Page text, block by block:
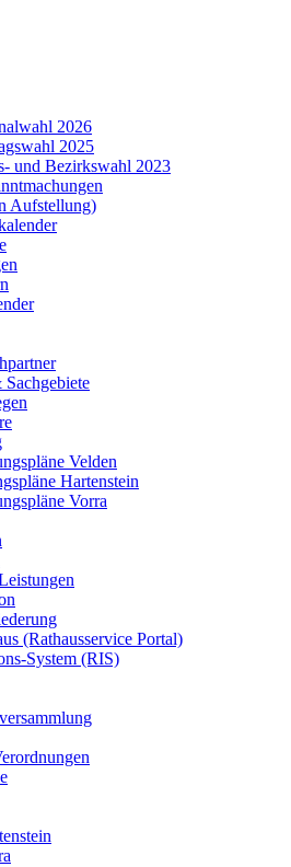
2026
2025
und Bezirkswahl 2023
Aufstellung)
Velden
Hartenstein
Vorra
(Rathausservice Portal)
System (RIS)